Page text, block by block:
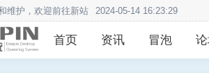
2020-12-24 13:57:34
首页 资讯 冒泡